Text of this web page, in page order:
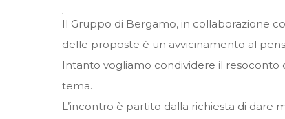
Il Gruppo di Bergamo, in collaborazione
delle proposte è un avvicinamento al
Intanto vogliamo condividere il resoconto
tema.
L’incontro è partito dalla richiesta di dare